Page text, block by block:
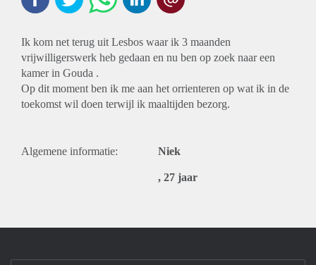
Ik kom net terug uit Lesbos waar ik 3 maanden
vrijwilligerswerk heb gedaan en nu ben op zoek naar een
kamer in Gouda .
Op dit moment ben ik me aan het orrienteren op wat ik in de
toekomst wil doen terwijl ik maaltijden bezorg.
Algemene informatie: Niek
, 27 jaar